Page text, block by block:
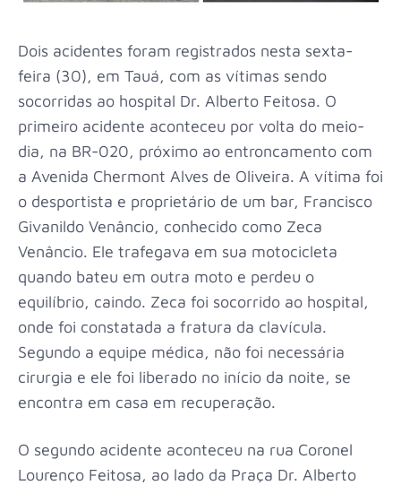
Dois acidentes foram registrados nesta sexta-
feira (30), em Tauá, com as vítimas sendo
socorridas ao hospital Dr. Alberto Feitosa. O
primeiro acidente aconteceu por volta do meio-
dia, na BR-020, próximo ao entroncamento com
a Avenida Chermont Alves de Oliveira. A vítima foi
o desportista e proprietário de um bar, Francisco
Givanildo Venâncio, conhecido como Zeca
Venâncio. Ele trafegava em sua motocicleta
quando bateu em outra moto e perdeu o
equilíbrio, caindo. Zeca foi socorrido ao hospital,
onde foi constatada a fratura da clavícula.
Segundo a equipe médica, não foi necessária
cirurgia e ele foi liberado no início da noite, se
encontra em casa em recuperação.
O segundo acidente aconteceu na rua Coronel
Lourenço Feitosa, ao lado da Praça Dr. Alberto